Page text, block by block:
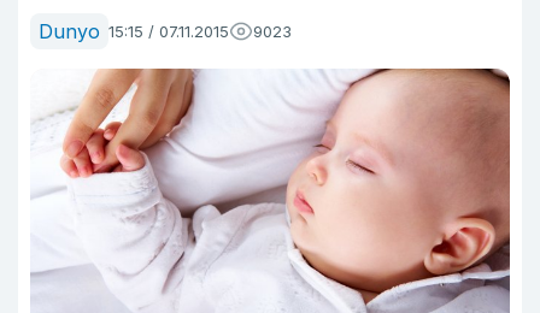
Dunyo 15:15 / 07.11.2015 9023